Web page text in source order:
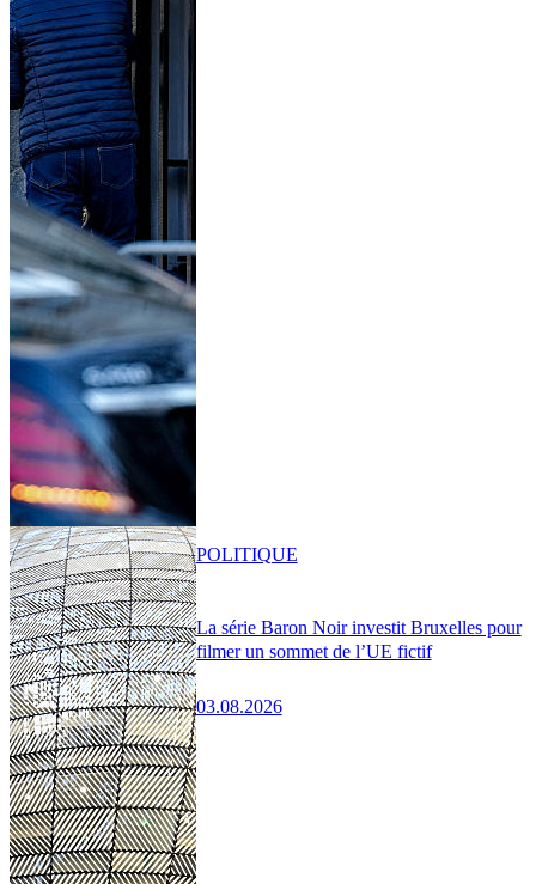
La série Baron Noir investit Bruxelles pour
filmer un sommet de l’UE fictif
03.08.2026
POLITIQUE